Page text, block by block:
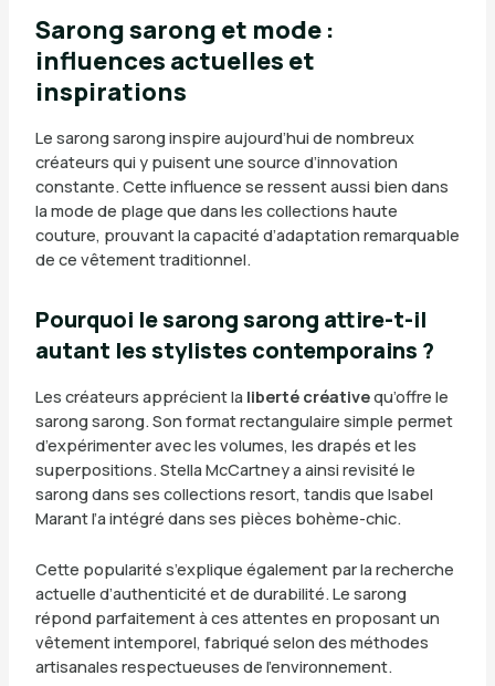
Sarong sarong et mode :
influences actuelles et
inspirations
Le sarong sarong inspire aujourd’hui de nombreux
créateurs qui y puisent une source d’innovation
constante. Cette influence se ressent aussi bien dans
la mode de plage que dans les collections haute
couture, prouvant la capacité d’adaptation remarquable
de ce vêtement traditionnel.
Pourquoi le sarong sarong attire-t-il
autant les stylistes contemporains ?
Les créateurs apprécient la liberté créativequ’offre le
sarong sarong. Son format rectangulaire simple permet
d’expérimenter avec les volumes, les drapés et les
superpositions. Stella McCartney a ainsi revisité le
sarong dans ses collections resort, tandis que Isabel
Marant l’a intégré dans ses pièces bohème-chic.
Cette popularité s’explique également par la recherche
actuelle d’authenticité et de durabilité. Le sarong
répond parfaitement à ces attentes en proposant un
vêtement intemporel, fabriqué selon des méthodes
artisanales respectueuses de l’environnement.